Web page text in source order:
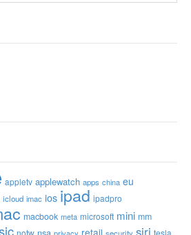
appletv applewatch apps china eu
icloud imac ios ipad ipadpro
macbook meta microsoft mini mm
notw siri tesla